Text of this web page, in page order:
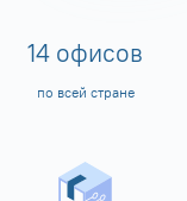
14 офисов
по всей стране